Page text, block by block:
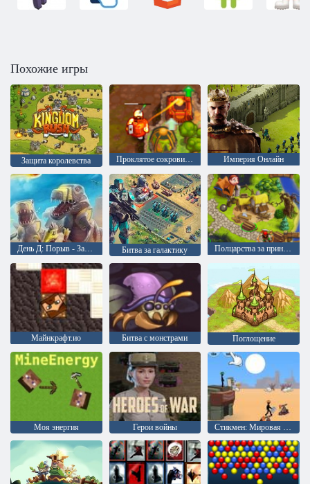
Похожие игры
Защита королевства Проклятое сокровище 2 Империя Онлайн
День Д: Порыв - Защита башни Битва за галактику Полцарства за принцессу
Майнкрафт.ио Битва с монстрами Поглощение
Моя энергия Герои войны Стикмен: Мировая война